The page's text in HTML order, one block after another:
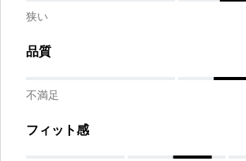
狭い
品質
不満足
フィット感